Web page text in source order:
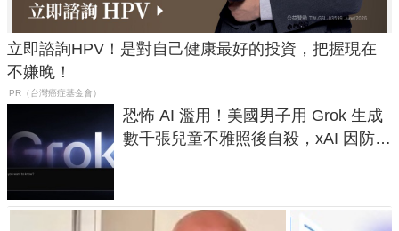
立即諮詢HPV！是對自己健康最好的投資，把握現在
不嫌晚！
PR（台灣癌症基金會）
恐怖 AI 濫用！美國男子用 Grok 生成
數千張兒童不雅照後自殺，xAI 因防護